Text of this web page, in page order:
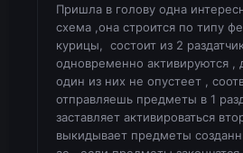
предметов, все таки будет
ПК.
Я почти доделал
схемы с всего одним ПК и
интерфейсом для более
управления системой, так
обновится и будет еще
Пришла в голову одна
схема ,она строится по типу
курицы, состоит из 2
одновременно активируются ,
один из них не опустеет ,
отправляешь предметы в 1
заставляет активироваться
выкидывает предметы